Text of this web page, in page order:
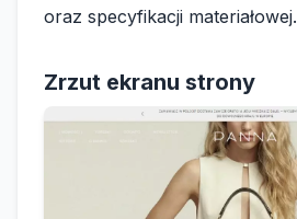
oraz specyfikacji materiałowej.
Zrzut ekranu strony